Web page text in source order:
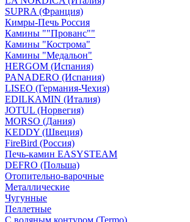
SUPRA (Франция)
Кимры-Печь Россия
Камины ""Прованс""
Камины "Кострома"
Камины "Медальон"
HERGOM (Испания)
PANADERO (Испания)
LISEO (Германия-Чехия)
EDILKAMIN (Италия)
JOTUL (Норвегия)
MORSO (Дания)
KEDDY (Швеция)
FireBird (Россия)
Печь-камин EASYSTEAM
DEFRO (Польша)
Отопительно-варочные
Металлические
Чугунные
Пеллетные
С водяным контуром (Termo)